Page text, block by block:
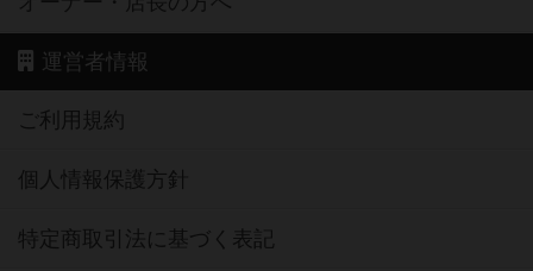
運営者情報
ご利用規約
個人情報保護方針
特定商取引法に基づく表記